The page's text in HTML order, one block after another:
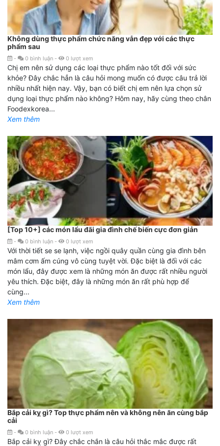
Không dùng thực phẩm chức năng vẫn đẹp với các thực
phẩm sau
- 0 bình luận - 0 lượt xem
Chị em nên sử dụng các loại thực phẩm nào tốt đối với sức
khỏe? Đây chắc hẳn là câu hỏi mong muốn có được câu trả lời
nhiều nhất hiện nay. Vậy, bạn có biết chị em nên lựa chọn sử
dụng loại thực phẩm nào không? Hôm nay, hãy cùng theo chân
Foodexkorea...
Xem thêm
[Top 10+] các món lẩu đãi gia đình chế biến cực đơn giản
- 0 bình luận - 0 lượt xem
Với thời tiết se se lạnh, việc ngồi quây quần cùng gia đình bên
mâm cơm ấm cúng vô cùng tuyệt vời. Đặc biệt là đối với các
món lẩu, đây được xem là những món ăn được rất nhiều người
yêu thích. Đặc biệt, đây là những món ăn rất phù hợp để
cùng...
Xem thêm
Bắp cải kỵ gì? Top thực phẩm nên và không nên ăn cùng bắp
cải
- 0 bình luận - 0 lượt xem
Bắp cải kỵ gì? Đây chắc chắn là câu hỏi thắc mắc được rất